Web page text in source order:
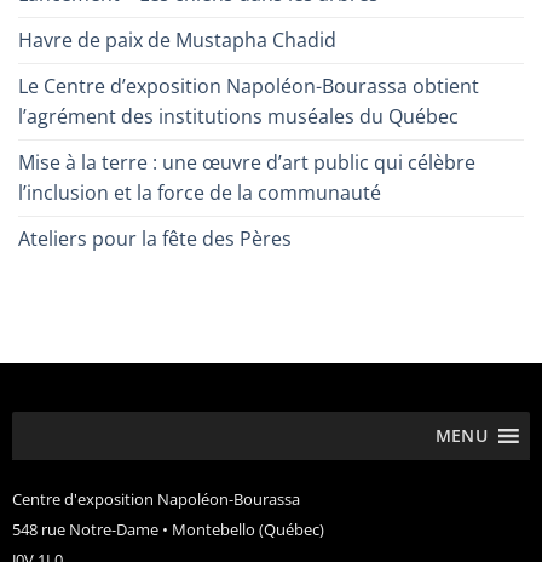
Havre de paix de Mustapha Chadid
Le Centre d’exposition Napoléon-Bourassa obtient
l’agrément des institutions muséales du Québec
Mise à la terre : une œuvre d’art public qui célèbre
l’inclusion et la force de la communauté
Ateliers pour la fête des Pères
MENU
Centre d'exposition Napoléon-Bourassa
548 rue Notre-Dame • Montebello (Québec)